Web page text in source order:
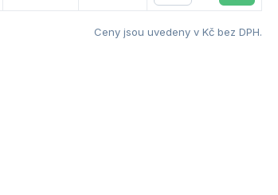
Ceny jsou uvedeny v Kč bez DPH.